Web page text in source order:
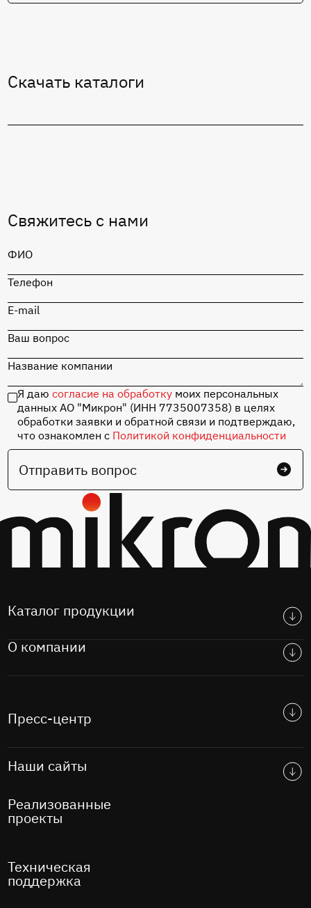
Cкачать каталоги
Свяжитесь с нами
ФИО
Телефон
E-mail
Ваш вопрос
Название компании
Я даюсогласие на обработку моих персональных
данных АО "Микрон" (ИНН 7735007358) в целях
обработки заявки и обратной связи и подтверждаю,
что ознакомлен с Политикой конфиденциальности
Отправить вопрос
Каталог продукции
О компании
Пресс-центр
Наши сайты
Реализованные
проекты
Техническая
поддержка